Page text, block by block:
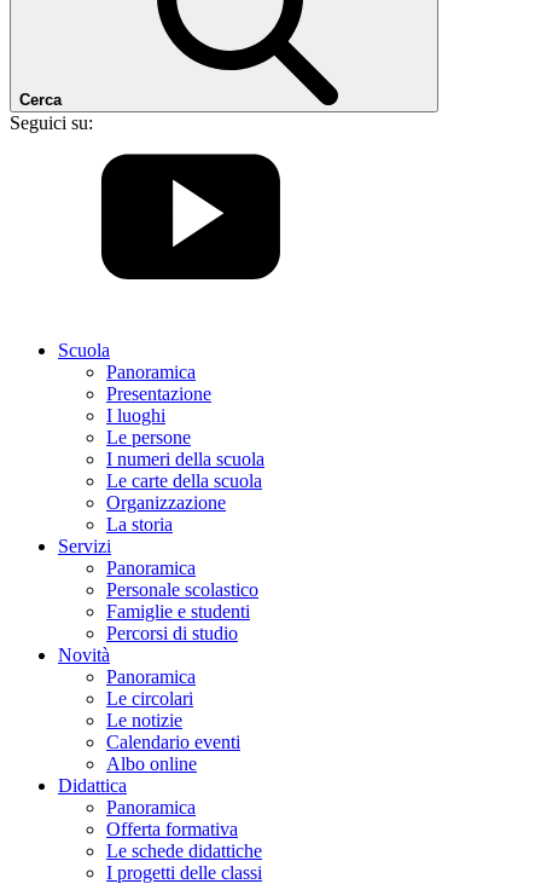
Cerca
Seguici su:
Scuola
Panoramica
Presentazione
I luoghi
Le persone
I numeri della scuola
Le carte della scuola
Organizzazione
La storia
Servizi
Panoramica
Personale scolastico
Famiglie e studenti
Percorsi di studio
Novità
Panoramica
Le circolari
Le notizie
Calendario eventi
Albo online
Didattica
Panoramica
Offerta formativa
Le schede didattiche
I progetti delle classi